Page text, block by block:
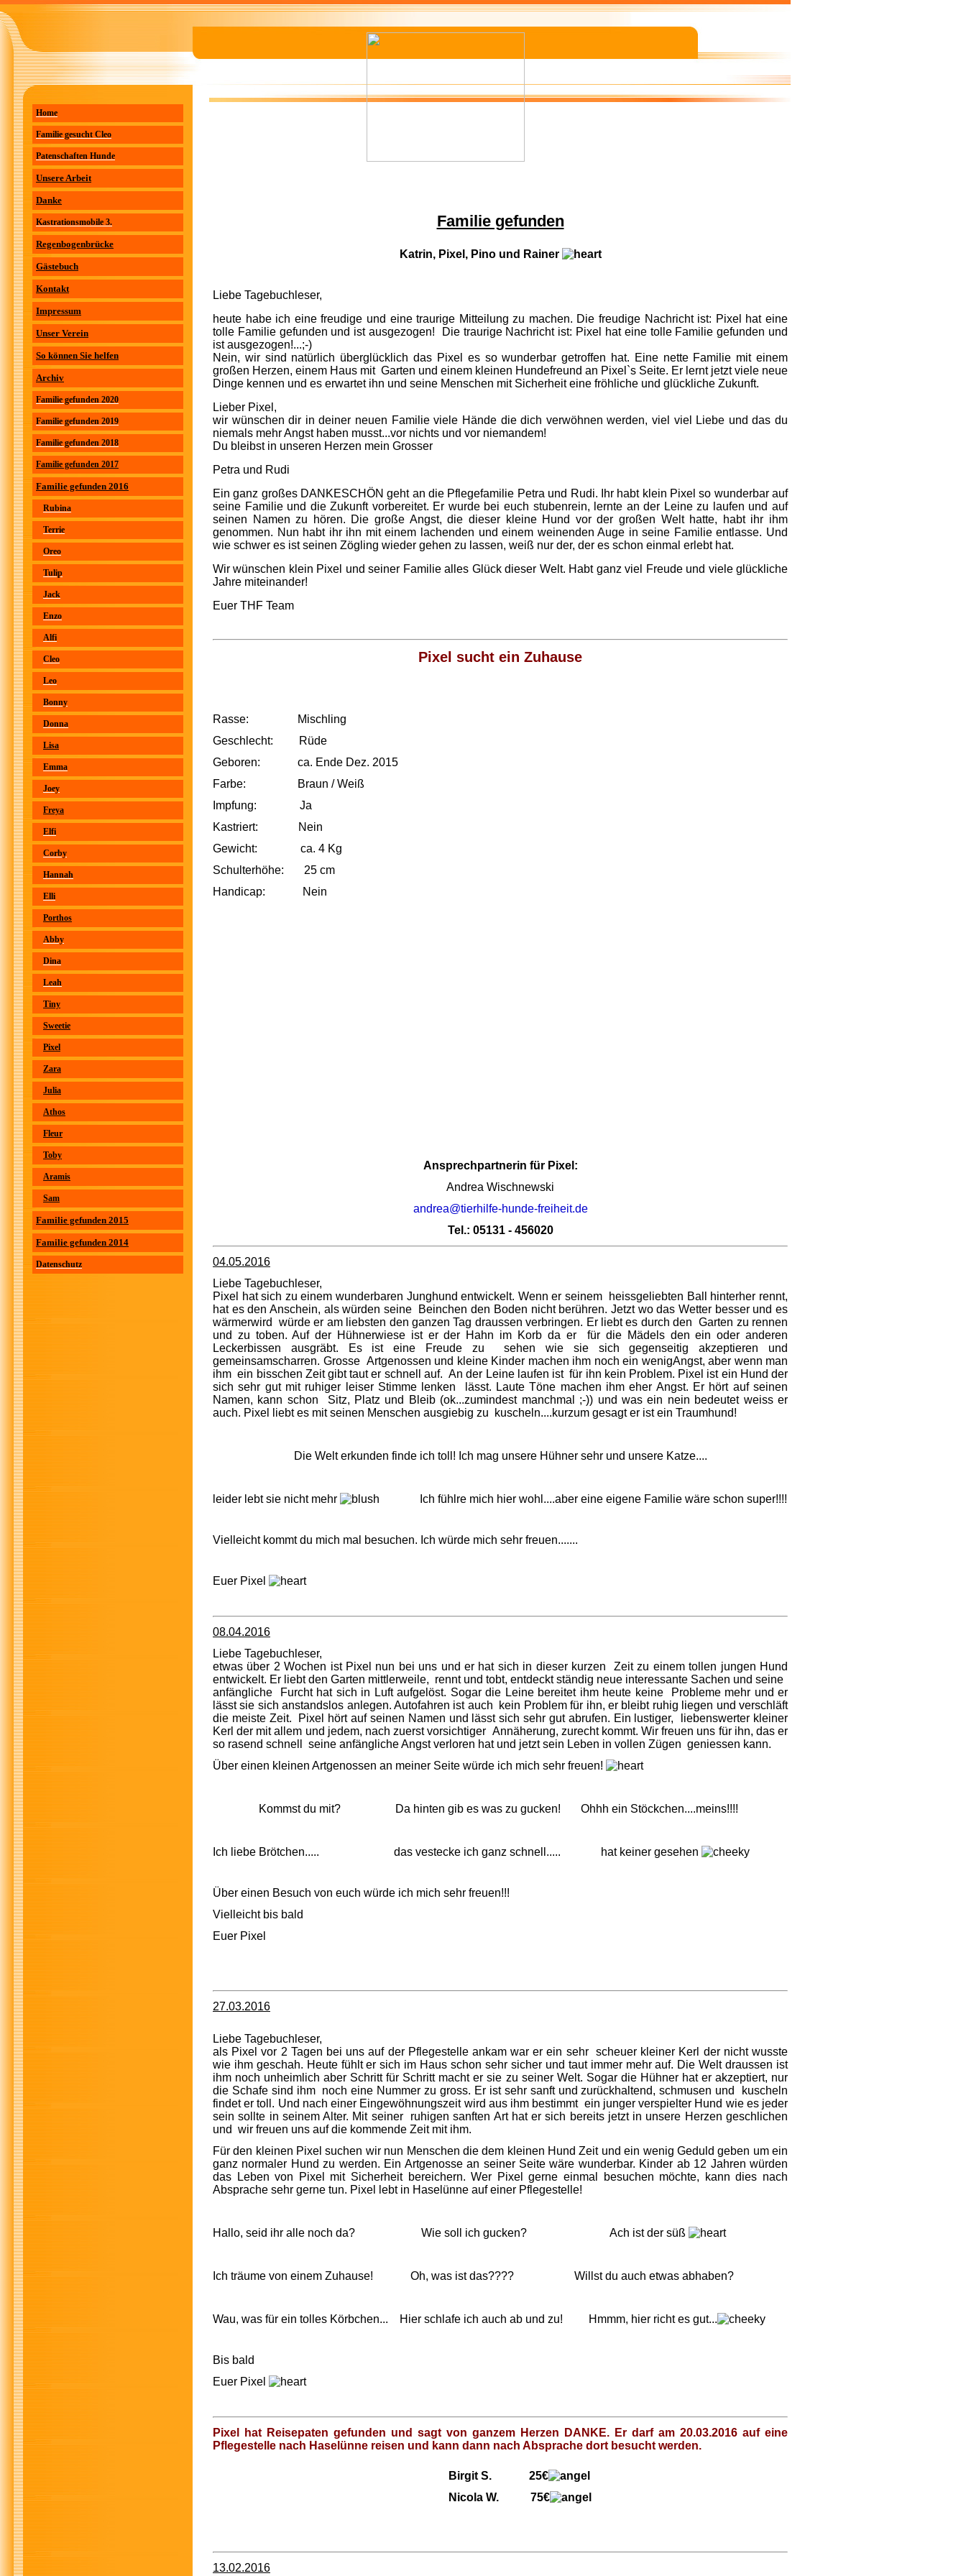
Home
Familie gesucht Cleo
Patenschaften Hunde
Unsere Arbeit
Danke
Kastrationsmobile 3.
Regenbogenbrücke
Gästebuch
Kontakt
Impressum
Unser Verein
So können Sie helfen
Archiv
Familie gefunden 2020
Familie gefunden 2019
Familie gefunden 2018
Familie gefunden 2017
Familie gefunden 2016
Rubina
Terrie
Oreo
Tulip
Jack
Enzo
Alfi
Cleo
Leo
Bonny
Donna
Lisa
Emma
Joey
Freya
Elfi
Corby
Hannah
Elli
Porthos
Abby
Dina
Leah
Tiny
Sweetie
Pixel
Zara
Julia
Athos
Fleur
Toby
Aramis
Sam
Familie gefunden 2015
Familie gefunden 2014
Datenschutz
Familie gefunden
Katrin, Pixel, Pino und Rainer
Liebe Tagebuchleser,
heute habe ich eine freudige und eine traurige Mitteilung zu machen. Die freudige Nachricht ist: Pixel hat eine
tolle Familie gefunden und ist ausgezogen! Die traurige Nachricht ist: Pixel hat eine tolle Familie gefunden und
ist ausgezogen!...;-)
Nein, wir sind natürlich überglücklich das Pixel es so wunderbar getroffen hat. Eine nette Familie mit einem
großen Herzen, einem Haus mit Garten und einem kleinen Hundefreund an Pixel`s Seite. Er lernt jetzt viele neue
Dinge kennen und es erwartet ihn und seine Menschen mit Sicherheit eine fröhliche und glückliche Zukunft.
Lieber Pixel,
wir wünschen dir in deiner neuen Familie viele Hände die dich verwöhnen werden, viel viel Liebe und das du
niemals mehr Angst haben musst...vor nichts und vor niemandem!
Du bleibst in unseren Herzen mein Grosser
Petra und Rudi
Ein ganz großes DANKESCHÖN geht an die Pflegefamilie Petra und Rudi. Ihr habt klein Pixel so wunderbar auf
seine Familie und die Zukunft vorbereitet. Er wurde bei euch stubenrein, lernte an der Leine zu laufen und auf
seinen Namen zu hören. Die große Angst, die dieser kleine Hund vor der großen Welt hatte, habt ihr ihm
genommen. Nun habt ihr ihn mit einem lachenden und einem weinenden Auge in seine Familie entlasse. Und
wie schwer es ist seinen Zögling wieder gehen zu lassen, weiß nur der, der es schon einmal erlebt hat.
Wir wünschen klein Pixel und seiner Familie alles Glück dieser Welt. Habt ganz viel Freude und viele glückliche
Jahre miteinander!
Euer THF Team
Pixel sucht ein Zuhause
Rasse: Mischling
Geschlecht: Rüde
Geboren: ca. Ende Dez. 2015
Farbe: Braun / Weiß
Impfung: Ja
Kastriert: Nein
Gewicht: ca. 4 Kg
Schulterhöhe: 25 cm
Handicap: Nein
Ansprechpartnerin für Pixel:
Andrea Wischnewski
andrea@tierhilfe-hunde-freiheit.de
Tel.: 05131 - 456020
04.05.2016
Liebe Tagebuchleser,
Pixel hat sich zu einem wunderbaren Junghund entwickelt. Wenn er seinem heissgeliebten Ball hinterher rennt,
hat es den Anschein, als würden seine Beinchen den Boden nicht berühren. Jetzt wo das Wetter besser und es
wärmerwird würde er am liebsten den ganzen Tag draussen verbringen. Er liebt es durch den Garten zu rennen
und zu toben. Auf der Hühnerwiese ist er der Hahn im Korb da er für die Mädels den ein oder anderen
Leckerbissen ausgräbt. Es ist eine Freude zu sehen wie sie sich gegenseitig akzeptieren und
gemeinsamscharren. Grosse Artgenossen und kleine Kinder machen ihm noch ein wenigAngst, aber wenn man
ihm ein bisschen Zeit gibt taut er schnell auf. An der Leine laufen ist für ihn kein Problem. Pixel ist ein Hund der
sich sehr gut mit ruhiger leiser Stimme lenken lässt. Laute Töne machen ihm eher Angst. Er hört auf seinen
Namen, kann schon Sitz, Platz und Bleib (ok...zumindest manchmal ;-)) und was ein nein bedeutet weiss er
auch. Pixel liebt es mit seinen Menschen ausgiebig zu kuscheln....kurzum gesagt er ist ein Traumhund!
Die Welt erkunden finde ich toll! Ich mag unsere Hühner sehr und unsere Katze....
leider lebt sie nicht mehr Ich fühlre mich hier wohl....aber eine eigene Familie wäre schon super!!!!
Vielleicht kommt du mich mal besuchen. Ich würde mich sehr freuen.......
Euer Pixel
08.04.2016
Liebe Tagebuchleser,
etwas über 2 Wochen ist Pixel nun bei uns und er hat sich in dieser kurzen Zeit zu einem tollen jungen Hund
entwickelt. Er liebt den Garten mittlerweile, rennt und tobt, entdeckt ständig neue interessante Sachen und seine
anfängliche Furcht hat sich in Luft aufgelöst. Sogar die Leine bereitet ihm heute keine Probleme mehr und er
lässt sie sich anstandslos anlegen. Autofahren ist auch kein Problem für ihn, er bleibt ruhig liegen und verschläft
die meiste Zeit. Pixel hört auf seinen Namen und lässt sich sehr gut abrufen. Ein lustiger, liebenswerter kleiner
Kerl der mit allem und jedem, nach zuerst vorsichtiger Annäherung, zurecht kommt. Wir freuen uns für ihn, das er
so rasend schnell seine anfängliche Angst verloren hat und jetzt sein Leben in vollen Zügen geniessen kann.
Über einen kleinen Artgenossen an meiner Seite würde ich mich sehr freuen!
Kommst du mit? Da hinten gib es was zu gucken! Ohhh ein Stöckchen....meins!!!!
Ich liebe Brötchen..... das vestecke ich ganz schnell..... hat keiner gesehen
Über einen Besuch von euch würde ich mich sehr freuen!!!
Vielleicht bis bald
Euer Pixel
27.03.2016
Liebe Tagebuchleser,
als Pixel vor 2 Tagen bei uns auf der Pflegestelle ankam war er ein sehrscheuer kleiner Kerl der nicht wusste
wie ihm geschah. Heute fühlt er sich im Haus schon sehr sicher und taut immer mehr auf. Die Welt draussen ist
ihm noch unheimlich aber Schritt für Schritt macht er sie zu seiner Welt. Sogar die Hühner hat er akzeptiert, nur
die Schafesind ihm noch eine Nummer zu gross. Er ist sehr sanft und zurückhaltend, schmusen und kuscheln
findet er toll. Und nach einer Eingewöhnungszeit wird aus ihm bestimmt ein junger verspielter Hund wie es jeder
sein sollte in seinem Alter. Mit seiner ruhigen sanften Art hat er sich bereits jetzt in unsere Herzen geschlichen
und wir freuen uns auf die kommende Zeit mit ihm.
Für den kleinen Pixel suchen wir nun Menschen die dem kleinen Hund Zeit und ein wenig Geduld geben um ein
ganz normaler Hund zu werden. Ein Artgenosse an seiner Seite wäre wunderbar. Kinder ab 12 Jahren würden
das Leben von Pixel mit Sicherheit bereichern. Wer Pixel gerne einmal besuchen möchte, kann dies nach
Absprache sehr gerne tun. Pixel lebt in Haselünne auf einer Pflegestelle!
Hallo, seid ihr alle noch da? Wie soll ich gucken? Ach ist der süß
Ich träume von einem Zuhause! Oh, was ist das???? Willst du auch etwas abhaben?
Wau, was für ein tolles Körbchen... Hier schlafe ich auch ab und zu! Hmmm, hier richt es gut...
Bis bald
Euer Pixel
Pixel hat Reisepaten gefunden und sagt von ganzem Herzen DANKE. Er darf am 20.03.2016 auf eine
Pflegestelle nach Haselünne reisen und kann dann nach Absprache dort besucht werden.
Birgit S. 25€
Nicola W. 75€
13.02.2016